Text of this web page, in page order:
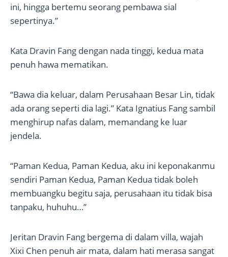
ini, hingga bertemu seorang pembawa sial
sepertinya.”
Kata Dravin Fang dengan nada tinggi, kedua mata
penuh hawa mematikan.
“Bawa dia keluar, dalam Perusahaan Besar Lin, tidak
ada orang seperti dia lagi.” Kata Ignatius Fang sambil
menghirup nafas dalam, memandang ke luar
jendela.
“Paman Kedua, Paman Kedua, aku ini keponakanmu
sendiri Paman Kedua, Paman Kedua tidak boleh
membuangku begitu saja, perusahaan itu tidak bisa
tanpaku, huhuhu…”
Jeritan Dravin Fang bergema di dalam villa, wajah
Xixi Chen penuh air mata, dalam hati merasa sangat